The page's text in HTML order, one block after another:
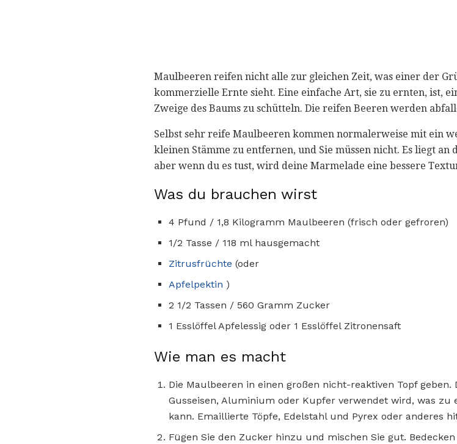
Maulbeeren reifen nicht alle zur gleichen Zeit, was einer der
kommerzielle Ernte sieht. Eine einfache Art, sie zu ernten, ist,
Zweige des Baums zu schütteln. Die reifen Beeren werden
Selbst sehr reife Maulbeeren kommen normalerweise mit ein
kleinen Stämme zu entfernen, und Sie müssen nicht. Es liegt
aber wenn du es tust, wird deine Marmelade eine bessere
Was du brauchen wirst
4 Pfund / 1,8 Kilogramm Maulbeeren (frisch oder gefroren)
1/2 Tasse / 118 ml hausgemacht
Zitrusfrüchte (oder
Apfelpektin )
2 1/2 Tassen / 560 Gramm Zucker
1 Esslöffel Apfelessig oder 1 Esslöffel Zitronensaft
Wie man es macht
Die Maulbeeren in einen großen nicht-reaktiven Topf geben.
Gusseisen, Aluminium oder Kupfer verwendet wird, was
kann. Emaillierte Töpfe, Edelstahl und Pyrex oder anderes
Fügen Sie den Zucker hinzu und mischen Sie gut.